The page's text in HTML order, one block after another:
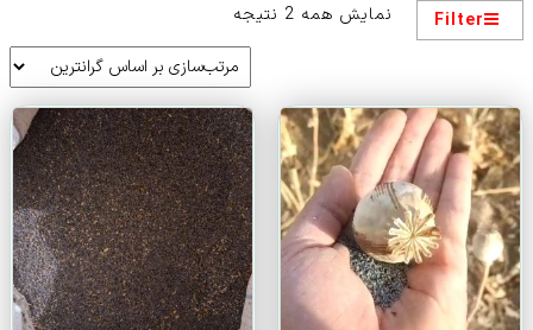
Filter نمایش همه 2 نتیجه
بر
اساس
قیمت:
زیاد
به
کم